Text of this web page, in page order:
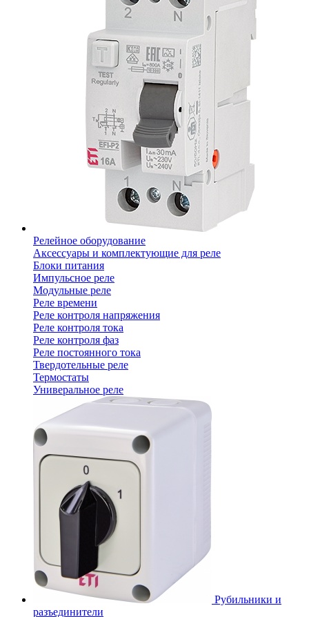
Релейное оборудование
Аксессуары и комплектующие для реле
Блоки питания
Импульсное реле
Модульные реле
Реле времени
Реле контроля напряжения
Реле контроля тока
Реле контроля фаз
Реле постоянного тока
Твердотельные реле
Термостаты
Универальное реле
Рубильники и
разъединители